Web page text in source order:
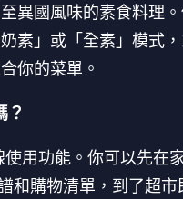
異國風味的素食料理
素」或「全素」模式
你的菜單。
？
用功能。你可以先在
和購物清單，到了超市